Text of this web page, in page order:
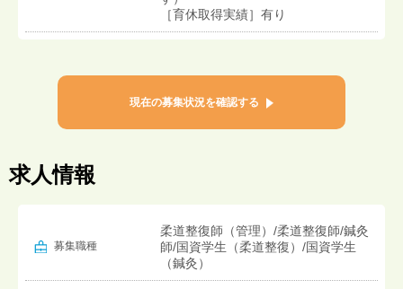
［育休取得実績］有り
現在の募集状況を確認する
求人情報
募集職種
柔道整復師（管理）/柔道整復師/鍼灸
師/国資学生（柔道整復）/国資学生
（鍼灸）